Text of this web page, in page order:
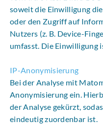
soweit die Einwilligung
oder den Zugriff auf
Nutzers (z. B. Device-
umfasst. Die Einwilligung
IP-Anonymisierung
Bei der Analyse mit
Anonymisierung ein.
der Analyse gekürzt,
eindeutig zuordenbar ist.